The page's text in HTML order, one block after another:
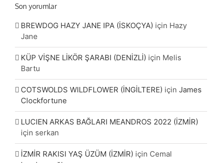
Son yorumlar
BREWDOG HAZY JANE IPA (İSKOÇYA) için Hazy
Jane
KÜP VİŞNE LİKÖR ŞARABI (DENİZLİ) için Melis
Bartu
COTSWOLDS WILDFLOWER (İNGİLTERE) için James
Clockfortune
LUCIEN ARKAS BAĞLARI MEANDROS 2022 (İZMİR)
için serkan
İZMİR RAKISI YAŞ ÜZÜM (İZMİR) için Cemal